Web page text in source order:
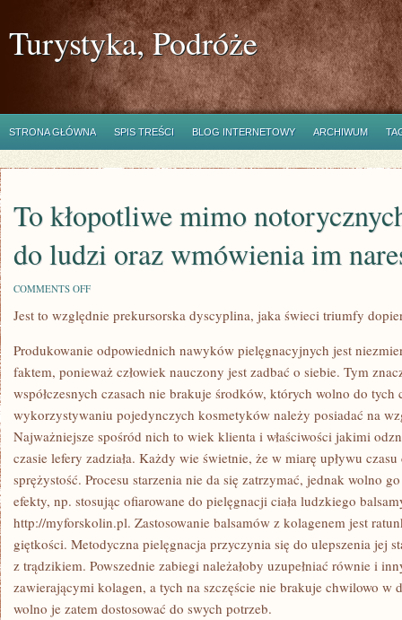
Turystyka, Podróże
STRONA GŁÓWNA SPIS TREŚCI BLOG INTERNETOWY ARCHIWUM
To kłopotliwe mimo
do ludzi oraz wmówienia im
COMMENTS OFFON
KŁOPOTLIWE
PRÓB
DOTARCIA
LUDZI
ORAZ
WMÓWIENIA
IM
Jest to względnie prekursorska dyscyplina, jaka świeci triumfy
Produkowanie odpowiednich nawyków pielęgnacyjnych jest
faktem, ponieważ człowiek nauczony jest zadbać o siebie. Tym
współczesnych czasach nie brakuje środków, których wolno do
wykorzystywaniu pojedynczych kosmetyków należy posiadać na
Najważniejsze spośród nich to wiek klienta i właściwości jakimi
czasie lefery zadziała. Każdy wie świetnie, że w miarę upływu
sprężystość. Procesu starzenia nie da się zatrzymać, jednak wolno
efekty, np. stosując ofiarowane do pielęgnacji ciała ludzkiego
http://myforskolin.pl. Zastosowanie balsamów z kolagenem jest
giętkości. Metodyczna pielęgnacja przyczynia się do ulepszenia jej
z trądzikiem. Powszednie zabiegi należałoby uzupełniać równie i
zawierającymi kolagen, a tych na szczęście nie brakuje chwilowo w
wolno je zatem dostosować do swych potrzeb.